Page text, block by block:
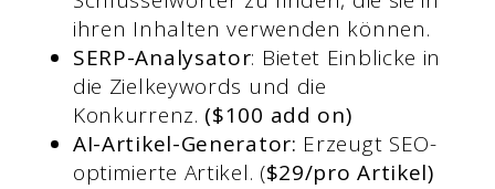
ihren Inhalten verwenden können.
SERP-Analysator: Bietet Einblicke in
die Zielkeywords und die
Konkurrenz. ($100 add on)
AI-Artikel-Generator: Erzeugt SEO-
optimierte Artikel. ($29/pro Artikel)